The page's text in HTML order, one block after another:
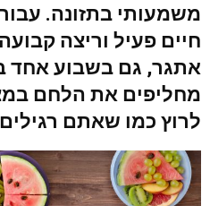
משמעותי בתזונה.
חיים פעיל וריצה
אתגר, גם בשבוע אחד
מחליפים את הלחם
לרוץ כמו שאתם רגילים